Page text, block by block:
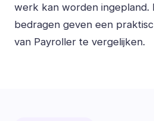
werk kan worden ingepland.
bedragen geven een
van Payroller te vergelijken.